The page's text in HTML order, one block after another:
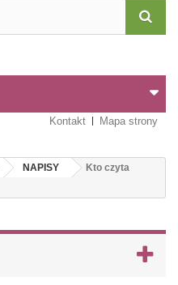
Kontakt Mapa strony
NAPISY
Kto czyta